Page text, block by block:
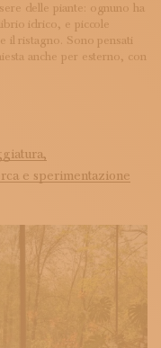
delle piante: ognuno ha
idrico, e piccole
il ristagno. Sono pensati
anche per esterno, con
e sperimentazione